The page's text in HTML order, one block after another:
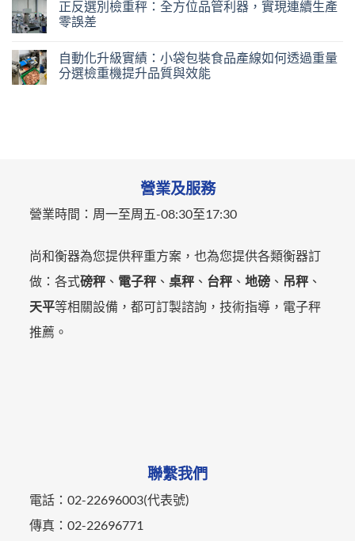
正反選別檢重秤：全方位品管利器，實現連續生產
零誤差
自動化升級實績：小袋包裝食品產線如何透過重量
分選檢重機提升品質與效能
營業及服務
營業時間： 周一至周五-08:30至17:30
尚和衡器為您提供秤重方案，也為您提供各類衡器訂
做：各式磅秤 、 電子秤 、桌秤 、 台秤 、地磅 、 吊秤 、
天平等相關設備，都可訂製諮詢，技術指導，電子秤
推薦。
聯繫我們
電話：02-22696003(代表號)
傳真：02-22696771